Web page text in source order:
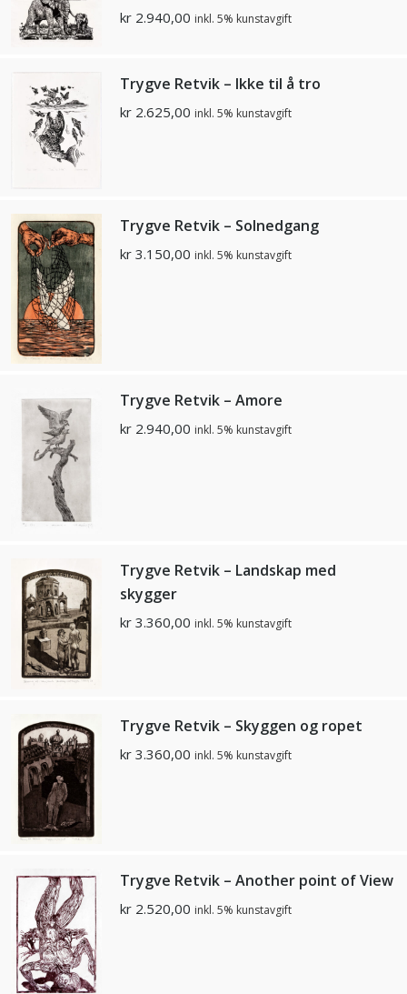
kr 2.940,00 inkl. 5% kunstavgift
Trygve Retvik – Ikke til å tro
kr 2.625,00 inkl. 5% kunstavgift
Trygve Retvik – Solnedgang
kr 3.150,00 inkl. 5% kunstavgift
Trygve Retvik – Amore
kr 2.940,00 inkl. 5% kunstavgift
Trygve Retvik – Landskap med
skygger
kr 3.360,00 inkl. 5% kunstavgift
Trygve Retvik – Skyggen og ropet
kr 3.360,00 inkl. 5% kunstavgift
Trygve Retvik – Another point of View
kr 2.520,00 inkl. 5% kunstavgift